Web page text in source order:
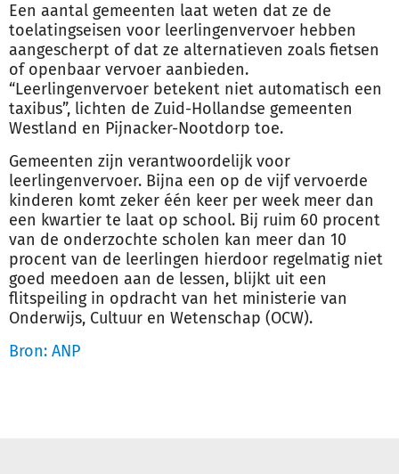
Een aantal gemeenten laat weten dat ze de
toelatingseisen voor leerlingenvervoer hebben
aangescherpt of dat ze alternatieven zoals fietsen
of openbaar vervoer aanbieden.
“Leerlingenvervoer betekent niet automatisch een
taxibus”, lichten de Zuid-Hollandse gemeenten
Westland en Pijnacker-Nootdorp toe.
Gemeenten zijn verantwoordelijk voor
leerlingenvervoer. Bijna een op de vijf vervoerde
kinderen komt zeker één keer per week meer dan
een kwartier te laat op school. Bij ruim 60 procent
van de onderzochte scholen kan meer dan 10
procent van de leerlingen hierdoor regelmatig niet
goed meedoen aan de lessen, blijkt uit een
flitspeiling in opdracht van het ministerie van
Onderwijs, Cultuur en Wetenschap (OCW).
Bron: ANP